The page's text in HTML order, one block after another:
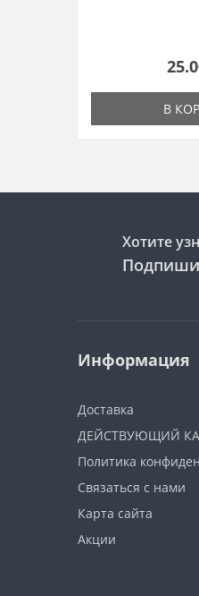
В
Хотите
Информация
Доставка
ДЕЙСТВУЮЩИЙ
Политика
Связаться с нами
Карта сайта
Акции